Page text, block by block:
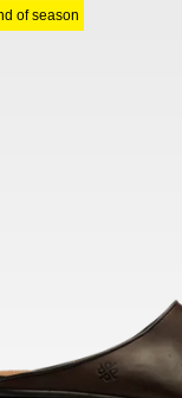
of season